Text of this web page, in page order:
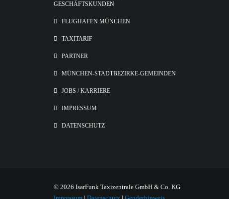
GESCHÄFTSKUNDEN
FLUGHAFEN MÜNCHEN
TAXITARIF
PARTNER
MÜNCHEN-STADTBEZIRKE-GEMEINDEN
JOBS / KARRIERE
IMPRESSUM
DATENSCHUTZ
© 2026 IsarFunk Taxizentrale GmbH & Co. KG